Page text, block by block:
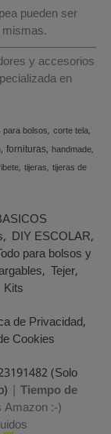
pueden ser
y accesorios
en
bolsos corte tela
fornituras handmade
tijeras tijeras de
DIY ESCOLAR
para bolsos y
Tejer
Kits
de Privacidad
Cookies
(Solo
| Tiempo de
Amazon :-)